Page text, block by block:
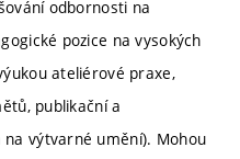
odbornosti na
pozice na vysokých
ateliérové praxe,
publikační a
výtvarné umění). Mohou